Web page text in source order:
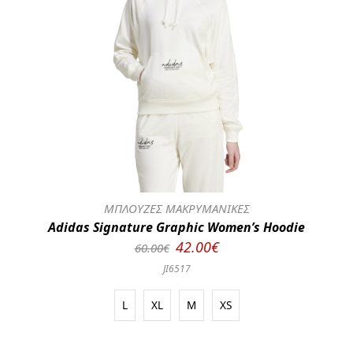
ΜΠΛΟΥΖΕΣ ΜΑΚΡΥΜΑΝΙΚΕΣ
Adidas Signature Graphic Women’s Hoodie
60.00€ 42.00€
JI6517
L XL M XS